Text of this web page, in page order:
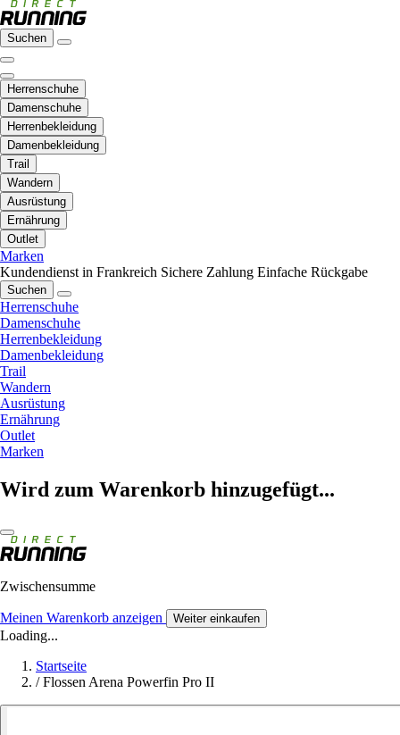
Suchen
Herrenschuhe
Damenschuhe
Herrenbekleidung
Damenbekleidung
Trail
Wandern
Ausrüstung
Ernährung
Outlet
Marken
Kundendienst in Frankreich Sichere Zahlung Einfache Rückgabe
Suchen
Herrenschuhe
Damenschuhe
Herrenbekleidung
Damenbekleidung
Trail
Wandern
Ausrüstung
Ernährung
Outlet
Marken
Wird zum Warenkorb hinzugefügt...
Zwischensumme
Meinen Warenkorb anzeigen Weiter einkaufen
Loading...
Startseite
/ Flossen Arena Powerfin Pro II